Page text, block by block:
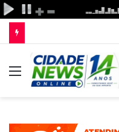
Menu